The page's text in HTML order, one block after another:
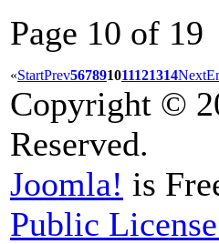
Page 10 of 19
«StartPrev567891011121314Next
Copyright ©
Reserved.
Joomla! is
Public